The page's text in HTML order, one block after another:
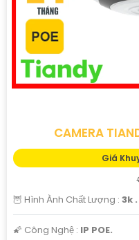
CAMERA
Giá
🦉 Hình Ành Chất Lượng : 3k .
🌠 Công Nghệ : IP POE.